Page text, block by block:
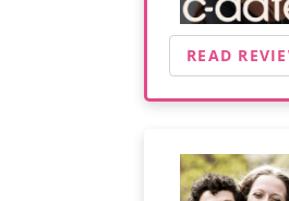
READ